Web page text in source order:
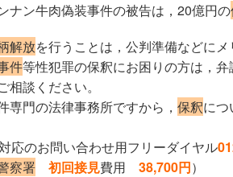
ナン牛肉偽装事件の被告は，20億円の
解放を行うことは，公判準備などにメ
件等性犯罪の保釈にお困りの方は，
相談ください。
専門の法律事務所ですから， 保釈に
応のお問い合わせ用フリーダイヤル
察署 初回接見費用 38,700円）